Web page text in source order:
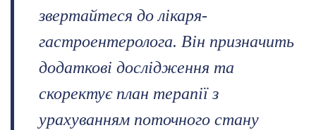
хірургія
ТА ОРТОПЕДІЯ
опорно-рухового апарату
звертайтеся до лікаря-
гастроентеролога. Він призначить
додаткові дослідження та
скоректує план терапії з
урахуванням поточного стану